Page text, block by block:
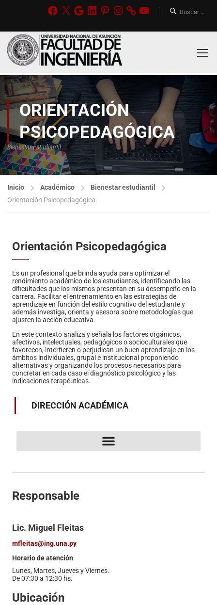
ORIENTACIÓN
PSICOPEDAGÓGICA
Bienestar Estudiantil
Inicio Académico
Bienestar estudiantil
Orientación Psicopedagógica
Orientación Psicopedagógica
Es un profesional que brinda ayuda para optimizar el
rendimiento académico de los estudiantes, identificando las
dificultades que los mismos presentan en su desempeño en la
carrera. Facilitar el entrenamiento en las estrategias de
aprendizaje en función del estilo cognitivo del estudiante y
además investiga, orienta y asesora sobre metodologías que
ajusten la acción educativa.
En este contexto analiza y señala los factores orgánicos,
afectivos, intelectuales, pedagógicos o socioculturales que
favorecen, interfieren o perjudican un buen aprendizaje en los
ámbitos individuales, grupal e institucional proponiendo
alternativas y organizando los procesos necesarios para
concretar en cada caso el diagnóstico psicológico y las
indicaciones terapéuticas.
DIRECCIÓN ACADÉMICA
Responsable
Lic. Miguel Fleitas
mfleitas@ing.una.py
Horario de atención
Lunes, Martes, Jueves y Viernes.
De 07:30 a 12:30 hs.
Ubicación